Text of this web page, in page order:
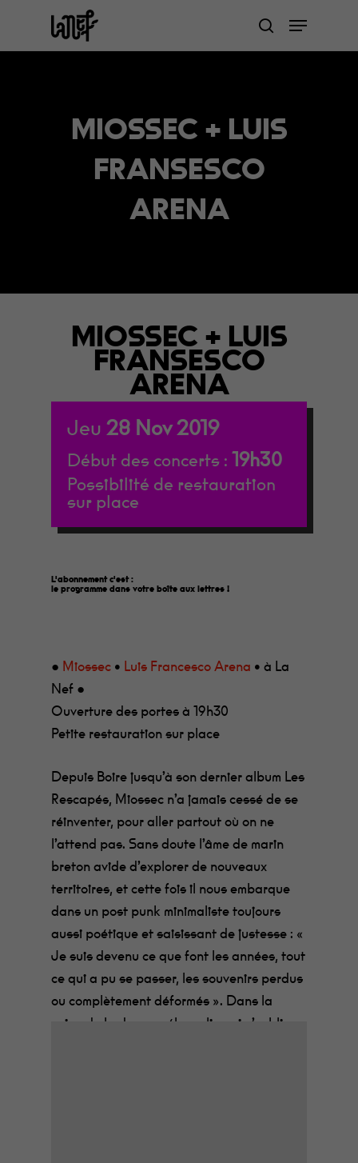
main
search
Menu
MIOSSEC + LUIS
FRANSESCO
ARENA
MIOSSEC + LUIS
FRANSESCO
ARENA
Jeu 28 Nov 2019
Début des concerts : 19h30
Possibilité de restauration
sur place
L'abonnement c'est :
le programme dans votre boîte aux lettres !
● Miossec • Luis Francesco Arena • à La
Nef ●
Ouverture des portes à 19h30
Petite restauration sur place
Depuis Boire jusqu’à son dernier album Les
Rescapés, Miossec n’a jamais cessé de se
réinventer, pour aller partout où on ne
l’attend pas. Sans doute l’âme de marin
breton avide d’explorer de nouveaux
territoires, et cette fois il nous embarque
dans un post punk minimaliste toujours
aussi poétique et saisissant de justesse : «
Je suis devenu ce que font les années, tout
ce qui a pu se passer, les souvenirs perdus
ou complètement déformés ». Dans la
veine de la douce mélancolie qui n’oublie
Close